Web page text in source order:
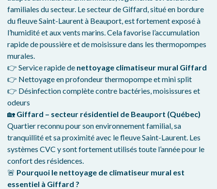
familiales du secteur. Le secteur de Giffard, situé en bordure
du fleuve Saint-Laurent à Beauport, est fortement exposé à
l’humidité et aux vents marins. Cela favorise l’accumulation
rapide de poussière et de moisissure dans les thermopompes
murales.
👉 Service rapide de nettoyage climatiseur mural Giffard
👉 Nettoyage en profondeur thermopompe et mini split
👉 Désinfection complète contre bactéries, moisissures et
odeurs
🏡 Giffard – secteur résidentiel de Beauport (Québec)
Quartier reconnu pour son environnement familial, sa
tranquillité et sa proximité avec le fleuve Saint-Laurent. Les
systèmes CVC y sont fortement utilisés toute l’année pour le
confort des résidences.
🚨 Pourquoi le nettoyage de climatiseur mural est
essentiel à Giffard ?